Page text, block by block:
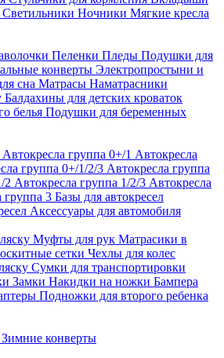
Светильники Ночники Мягкие кресла
Пеленки Пледы Подушки для
конверты Электропростыни и
сна Матрасы Наматрасники
Балдахины для детских кроваток
белья Подушки для беременных
Автокресла группа 0+/1 Автокресла
группа 0+/1/2/3 Автокресла группа
2 Автокресла группа 1/2/3 Автокресла
группа 3 Базы для автокресел
Аксессуары для автомобиля
Муфты для рук Матрасики в
сетки Чехлы для колес
Сумки для транспортировки
Замки Накидки на ножки Бампера
Подножки для второго ребенка
Зимние конверты